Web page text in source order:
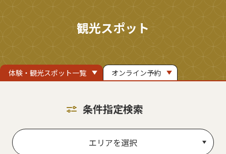
観光スポット
体験・観光スポット一覧 オンライン予約
条件指定検索
エリアを選択